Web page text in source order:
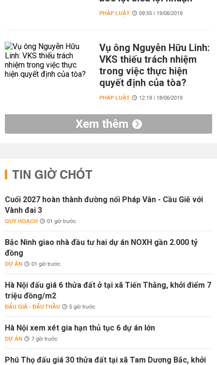
PHÁP LUẬT 09:55 | 19/06/2019
Vụ ông Nguyễn Hữu Linh:
VKS thiếu trách nhiệm
trong việc thực hiện
quyết định của tòa?
PHÁP LUẬT 12:19 | 18/06/2019
Xem thêm
TIN GIỜ CHÓT
Cuối 2027 hoàn thành đường nối Pháp Vân - Cầu Giẽ với
Vành đai 3
QUY HOẠCH 01 giờ trước
Bắc Ninh giao nhà đầu tư hai dự án NOXH gần 2.000 tỷ
đồng
DỰ ÁN 01 giờ trước
Hà Nội đấu giá 6 thửa đất ở tại xã Tiến Thắng, khởi điểm 7
triệu đồng/m2
ĐẤU GIÁ - ĐẤU THẦU 5 giờ trước
Hà Nội xem xét gia hạn thủ tục 6 dự án lớn
DỰ ÁN 7 giờ trước
Phú Thọ đấu giá 30 thửa đất tại xã Tam Dương Bắc, khởi